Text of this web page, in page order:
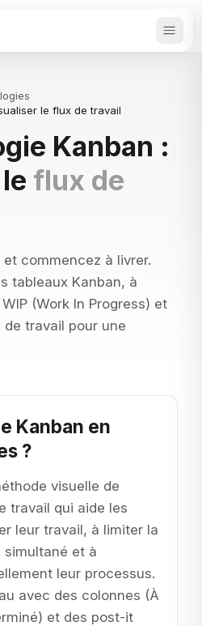
le flux de travail
Kanban :
flux de
commencez à livrer.
tableaux Kanban, à
(Work In Progress) et
travail pour une
Kanban en
?
visuelle de
travail qui aide les
leur travail, à limiter la
et à
leur processus.
avec des colonnes (À
et des post-it